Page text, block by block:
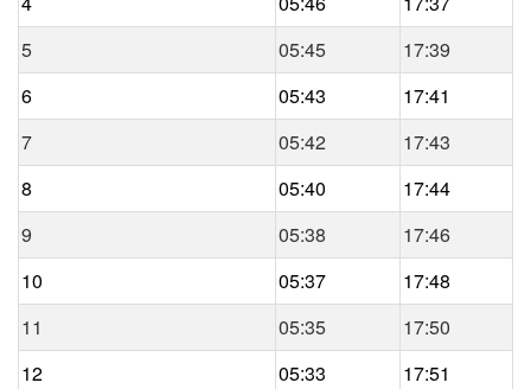
5
05:45
17:39
6
05:43
17:41
7
05:42
17:43
8
05:40
17:44
9
05:38
17:46
10
05:37
17:48
11
05:35
17:50
12
05:33
17:51